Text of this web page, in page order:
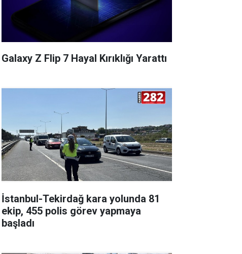
Galaxy Z Flip 7 Hayal Kırıklığı Yarattı
İstanbul-Tekirdağ kara yolunda 81
ekip, 455 polis görev yapmaya
başladı